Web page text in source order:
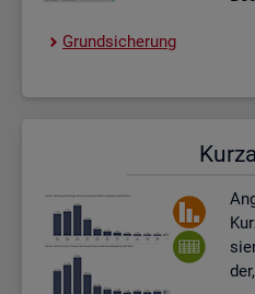
Grund­si­che­rung